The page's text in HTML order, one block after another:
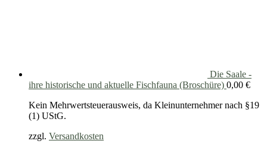
Die Saale -
ihre historische und aktuelle Fischfauna (Broschüre) 0,00 €
Kein Mehrwertsteuerausweis, da Kleinunternehmer nach §19
(1) UStG.
zzgl. Versandkosten